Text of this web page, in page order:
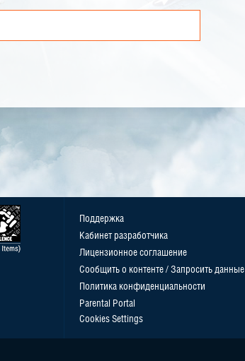
Поддержка
Кабинет разработчика
Лицензионное соглашение
Сообщить о контенте / Запросить данные
Политика конфиденциальности
Parental Portal
Cookies Settings